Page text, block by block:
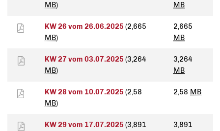
MB)
MB
KW 26 vom 26.06.2025 (2,665
MB)
2,665
MB
KW 27 vom 03.07.2025 (3,264
MB)
3,264
MB
KW 28 vom 10.07.2025 (2,58
MB)
2,58 MB
KW 29 vom 17.07.2025 (3,891
3,891